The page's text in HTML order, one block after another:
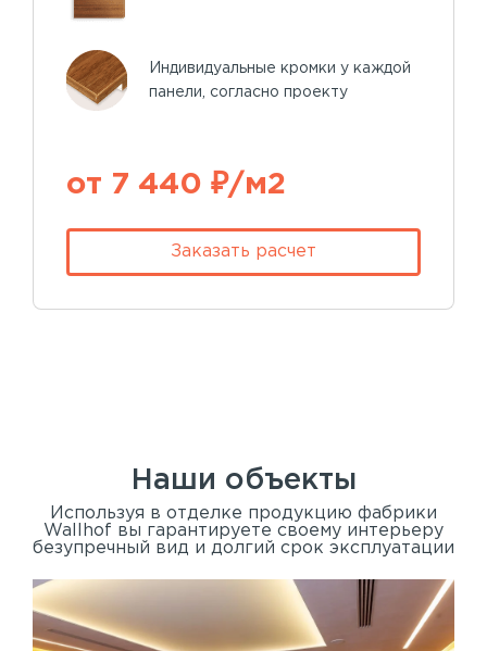
Индивидуальные кромки у каждой
панели, согласно проекту
от 7 440 ₽/м2
Заказать расчет
Наши объекты
Используя в отделке продукцию фабрики
Wallhof вы гарантируете своему интерьеру
безупречный вид и долгий срок эксплуатации